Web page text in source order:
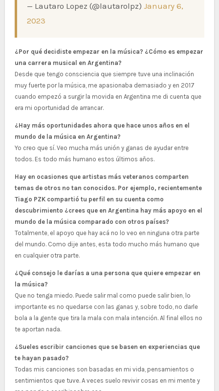
— Lautaro Lopez (@lautarolpz) January 6,
2023
¿Por qué decidiste empezar en la música? ¿Cómo es empezar
una carrera musical en Argentina?
Desde que tengo consciencia que siempre tuve una inclinación
muy fuerte por la música, me apasionaba demasiado y en 2017
cuando empezó a surgir la movida en Argentina me di cuenta que
era mi oportunidad de arrancar.
¿Hay más oportunidades ahora que hace unos años en el
mundo de la música en Argentina?
Yo creo que sí. Veo mucha más unión y ganas de ayudar entre
todos. Es todo más humano estos últimos años.
Hay en ocasiones que artistas más veteranos comparten
temas de otros no tan conocidos. Por ejemplo, recientemente
Tiago PZK compartió tu perfil en su cuenta como
descubrimiento ¿crees que en Argentina hay más apoyo en el
mundo de la música comparado con otros países?
Totalmente, el apoyo que hay acá no lo veo en ninguna otra parte
del mundo. Como dije antes, esta todo mucho más humano que
en cualquier otra parte.
¿Qué consejo le darías a una persona que quiere empezar en
la música?
Que no tenga miedo. Puede salir mal como puede salir bien, lo
importante es no quedarse con las ganas y, sobre todo, no darle
bola a la gente que tira la mala con mala intención. Al final ellos no
te aportan nada.
¿Sueles escribir canciones que se basen en experiencias que
te hayan pasado?
Todas mis canciones son basadas en mi vida, pensamientos o
sentimientos que tuve. A veces suelo revivir cosas en mi mente y